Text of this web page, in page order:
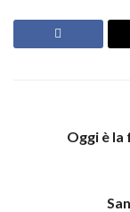
Oggi è la